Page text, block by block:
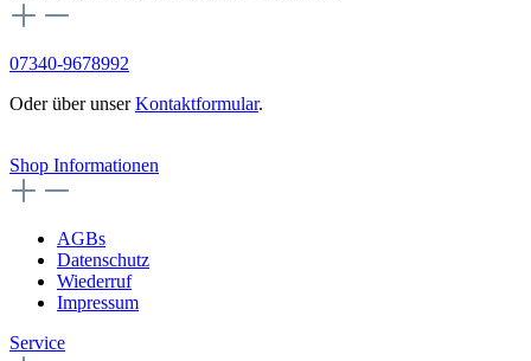
07340-9678992
Oder über unserKontaktformular.
Shop Informationen
AGBs
Datenschutz
Wiederruf
Impressum
Service